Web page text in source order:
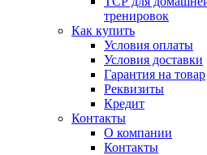
тренировок
Как купить
Условия оплаты
Условия доставки
Гарантия на товар
Реквизиты
Кредит
Контакты
О компании
Контакты